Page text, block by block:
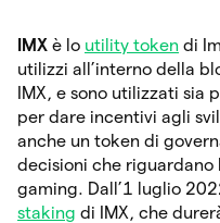
IMX è lo utility token di
utilizzi all’interno della
IMX, e sono utilizzati sia
per dare incentivi agli
anche un token di
decisioni che
gaming. Dall’1 luglio
staking di IMX, che